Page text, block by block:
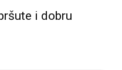
i dobru